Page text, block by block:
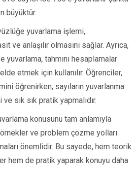
büyüktür.
yuvarlama işlemi,
ve anlaşılır olmasını sağlar. Ayrıca,
yuvarlama, tahmini hesaplamalar
etmek için kullanılır. Öğrenciler,
öğrenirken, sayıların yuvarlanma
sık sık pratik yapmalıdır.
konusunu tam anlamıyla
ve problem çözme yolları
önemlidir. Bu sayede, hem teorik
hem de pratik yaparak konuyu daha